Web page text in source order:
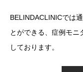
BELINDACLINICでは
とができる、症例モニ
しております。